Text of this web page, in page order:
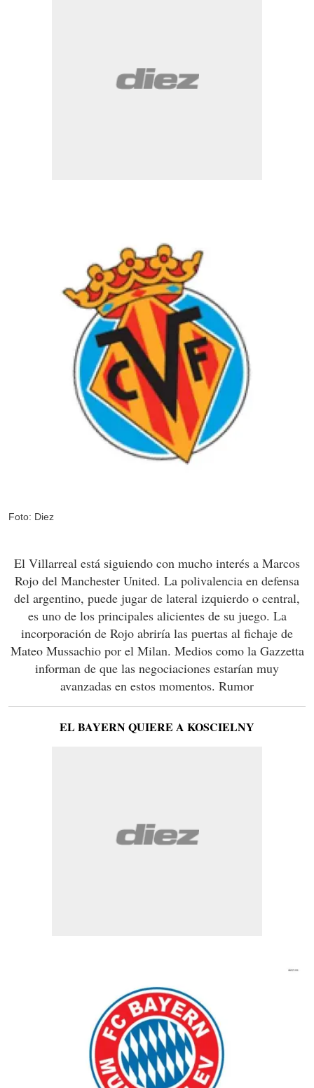
Foto: Diez
El Villarreal está siguiendo con mucho interés a Marcos
Rojo del Manchester United. La polivalencia en defensa
del argentino, puede jugar de lateral izquierdo o central,
es uno de los principales alicientes de su juego. La
incorporación de Rojo abriría las puertas al fichaje de
Mateo Mussachio por el Milan. Medios como la Gazzetta
informan de que las negociaciones estarían muy
avanzadas en estos momentos. Rumor
EL BAYERN QUIERE A KOSCIELNY